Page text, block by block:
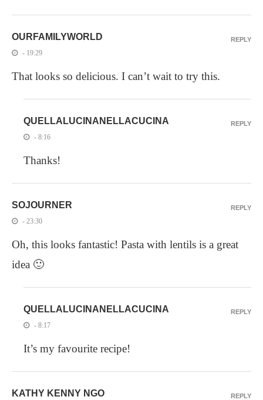
OURFAMILYWORLD
- 19:29
That looks so delicious. I can’t wait to try this.
REPLY
QUELLALUCINANELLACUCINA
- 8:16
Thanks!
REPLY
SOJOURNER
- 23:30
Oh, this looks fantastic! Pasta with lentils is a great
idea 🙂
REPLY
QUELLALUCINANELLACUCINA
- 8:17
It’s my favourite recipe!
REPLY
KATHY KENNY NGO REPLY